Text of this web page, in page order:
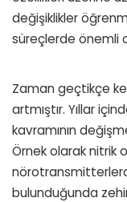
değişiklikler
süreçlerde önemli
Zaman geçtikçe
artmıştır. Yıllar
kavramının
Örnek olarak nitrik
bulunduğunda